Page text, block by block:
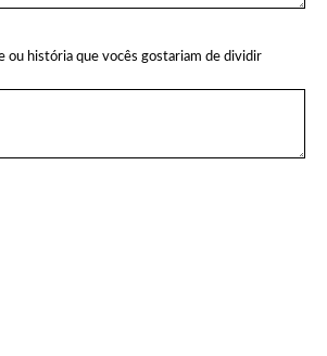
ou história que vocês gostariam de dividir